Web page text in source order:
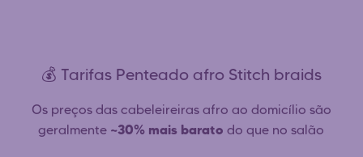
💰 Tarifas Penteado afro Stitch braids
Os preços das cabeleireiras afro ao domicílio são
geralmente ~30% mais barato do que no salão